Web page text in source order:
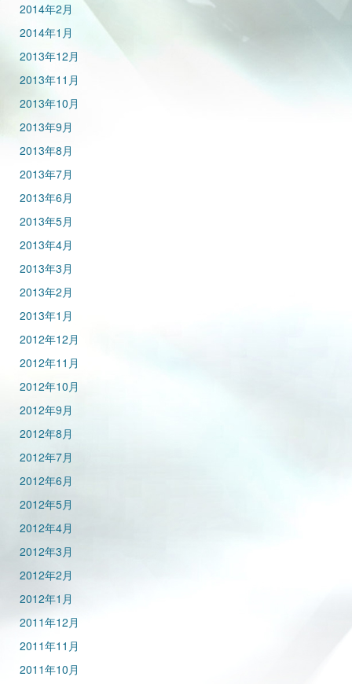
2014年2月
2014年1月
2013年12月
2013年11月
2013年10月
2013年9月
2013年8月
2013年7月
2013年6月
2013年5月
2013年4月
2013年3月
2013年2月
2013年1月
2012年12月
2012年11月
2012年10月
2012年9月
2012年8月
2012年7月
2012年6月
2012年5月
2012年4月
2012年3月
2012年2月
2012年1月
2011年12月
2011年11月
2011年10月